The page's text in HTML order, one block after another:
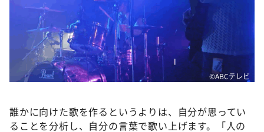
©ABCテレビ
誰かに向けた歌を作るというよりは、自分が思ってい
ることを分析し、自分の言葉で歌い上げます。「人の